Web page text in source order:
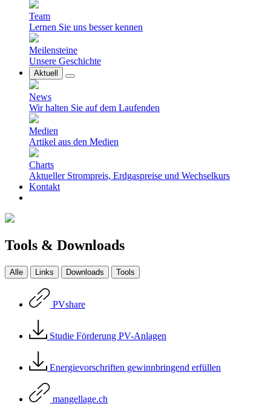
Team
Lernen Sie uns besser kennen
Meilensteine
Unsere Geschichte
Aktuell
News
Wir halten Sie auf dem Laufenden
Medien
Artikel aus den Medien
Charts
Aktueller Strompreis, Erdgaspreise und Wechselkurs
Kontakt
Tools & Downloads
Alle Links Downloads Tools
PVshare
Studie Förderung PV-Anlagen
Energievorschriften gewinnbringend erfüllen
mangellage.ch